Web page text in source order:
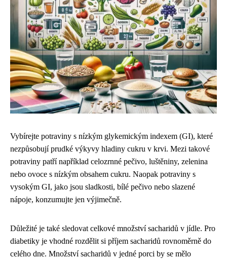
Vybírejte potraviny s nízkým glykemickým indexem (GI), které
nezpůsobují prudké výkyvy hladiny cukru v krvi. Mezi takové
potraviny patří například celozrnné pečivo, luštěniny, zelenina
nebo ovoce s nízkým obsahem cukru. Naopak potraviny s
vysokým GI, jako jsou sladkosti, bílé pečivo nebo slazené
nápoje, konzumujte jen výjimečně.
Důležité je také sledovat celkové množství sacharidů v jídle. Pro
diabetiky je vhodné rozdělit si příjem sacharidů rovnoměrně do
celého dne. Množství sacharidů v jedné porci by se mělo